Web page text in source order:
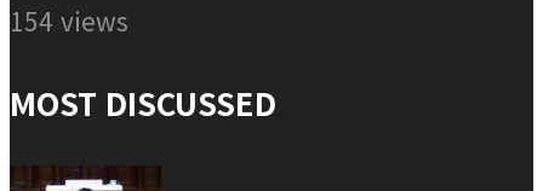
154 views
MOST DISCUSSED